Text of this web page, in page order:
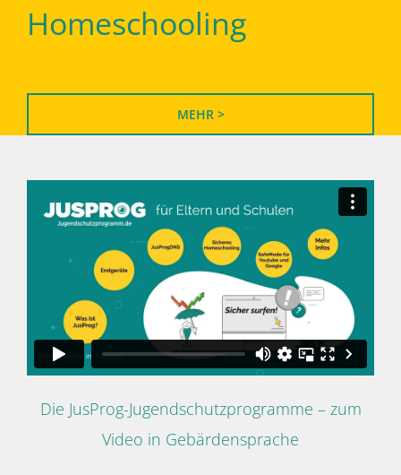
Homeschooling
MEHR >
Die JusProg-Jugendschutzprogramme – zum
Video in Gebärdensprache